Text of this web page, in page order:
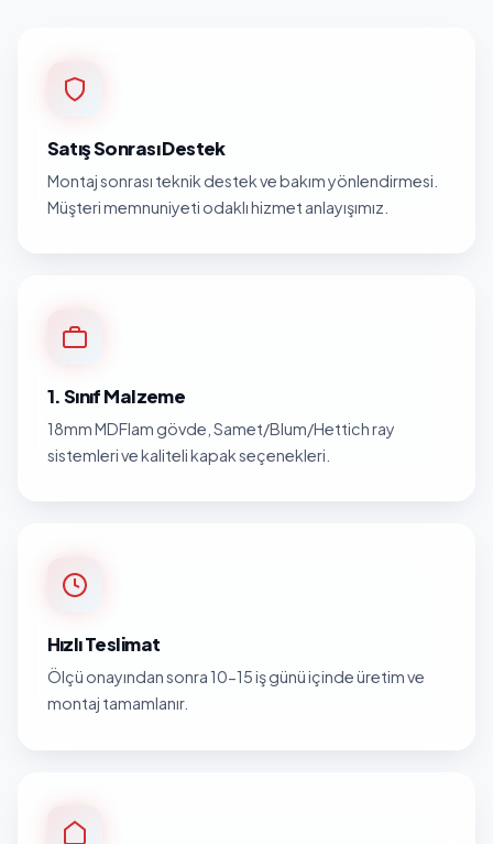
Satış Sonrası Destek
Montaj sonrası teknik destek ve bakım yönlendirmesi.
Müşteri memnuniyeti odaklı hizmet anlayışımız.
1. Sınıf Malzeme
18mm MDFlam gövde, Samet/Blum/Hettich ray
sistemleri ve kaliteli kapak seçenekleri.
Hızlı Teslimat
Ölçü onayından sonra 10-15 iş günü içinde üretim ve
montaj tamamlanır.